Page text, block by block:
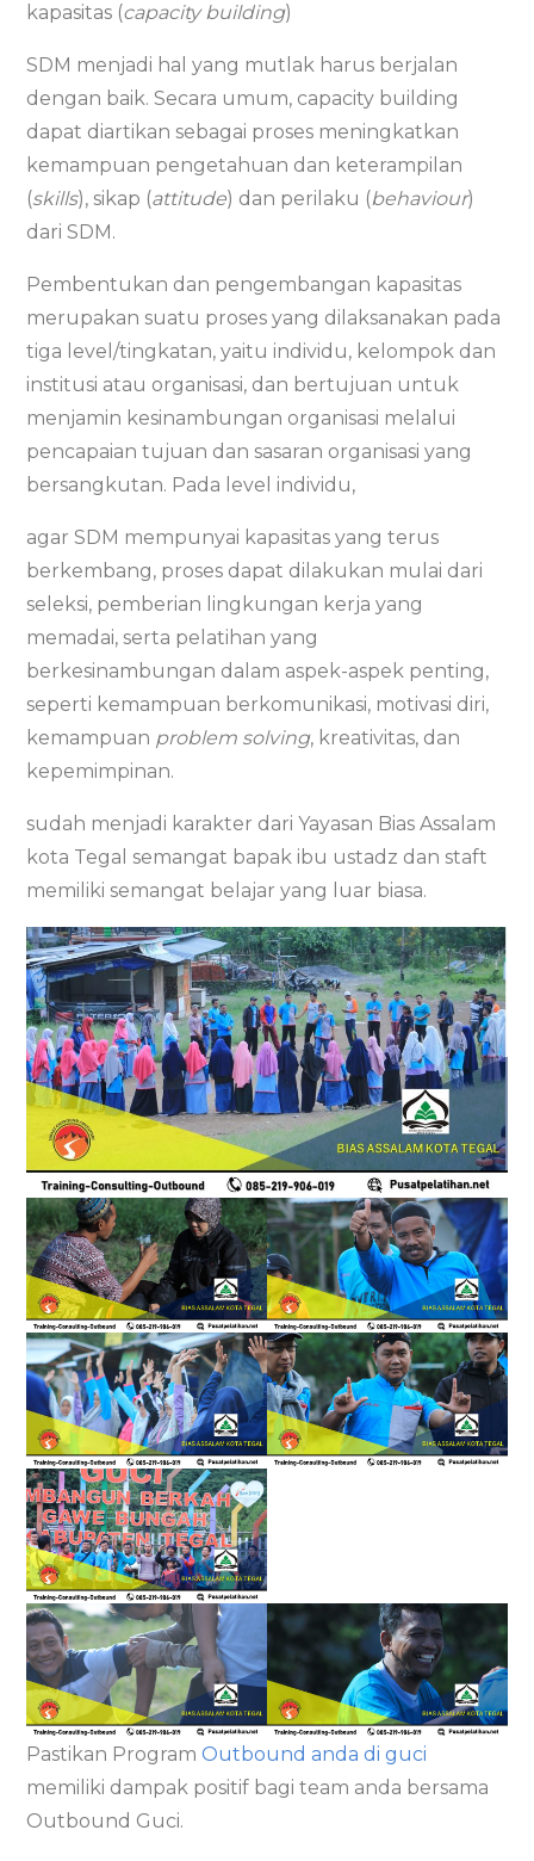
kapasitas (capacity building)
SDM menjadi hal yang mutlak harus berjalan
dengan baik. Secara umum, capacity building
dapat diartikan sebagai proses meningkatkan
kemampuan pengetahuan dan keterampilan
(skills), sikap (attitude) dan perilaku (behaviour)
dari SDM.
Pembentukan dan pengembangan kapasitas
merupakan suatu proses yang dilaksanakan pada
tiga level/tingkatan, yaitu individu, kelompok dan
institusi atau organisasi, dan bertujuan untuk
menjamin kesinambungan organisasi melalui
pencapaian tujuan dan sasaran organisasi yang
bersangkutan. Pada level individu,
agar SDM mempunyai kapasitas yang terus
berkembang, proses dapat dilakukan mulai dari
seleksi, pemberian lingkungan kerja yang
memadai, serta pelatihan yang
berkesinambungan dalam aspek-aspek penting,
seperti kemampuan berkomunikasi, motivasi diri,
kemampuan problem solving, kreativitas, dan
kepemimpinan.
sudah menjadi karakter dari Yayasan Bias Assalam
kota Tegal semangat bapak ibu ustadz dan staft
memiliki semangat belajar yang luar biasa.
Pastikan ProgramOutbound anda di guci
memiliki dampak positif bagi team anda bersama
Outbound Guci.